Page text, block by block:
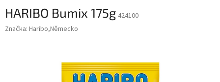
HARIBO Bumix 175g 424100
Značka: Haribo,Německo